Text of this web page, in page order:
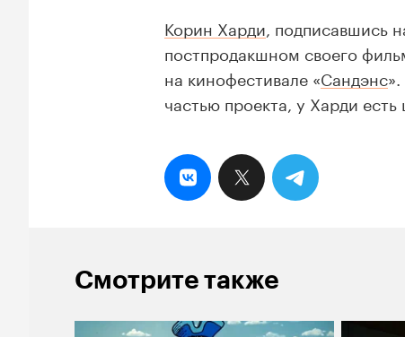
Корин Харди , подписавшись
постпродакшном своего
на кинофестивале «Сандэнс
частью проекта, у Харди
Смотрите также